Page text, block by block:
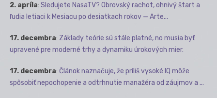
2. apríla: Sledujete NasaTV? Obrovský rachot, ohnivý štart a
ľudia letiaci k Mesiacu po desiatkach rokov — Arte...
17. decembra: Základy teórie sú stále platné, no musia byť
upravené pre moderné trhy a dynamiku úrokových mier.
17. decembra: Článok naznačuje, že príliš vysoké IQ môže
spôsobiť nepochopenie a odtrhnutie manažéra od záujmov a ...